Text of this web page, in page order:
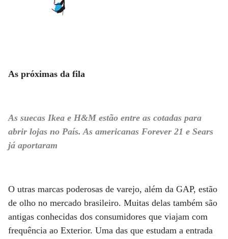
As próximas da fila
As suecas Ikea e H&M estão entre as cotadas para
abrir lojas no País. As americanas Forever 21 e Sears
já aportaram
O utras marcas poderosas de varejo, além da GAP, estão
de olho no mercado brasileiro. Muitas delas também são
antigas conhecidas dos consumidores que viajam com
frequência ao Exterior. Uma das que estudam a entrada